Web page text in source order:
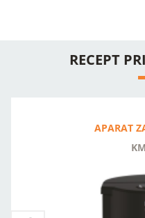
RECEPT
APARAT